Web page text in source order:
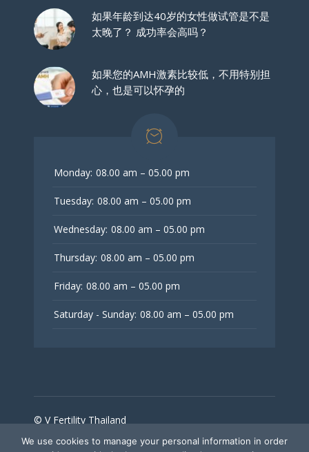
如果年龄到达40岁的女性做试管是不是
太晚了？ 成功率会高吗？
如果您的AMH激素比较低，不用特别担
心，也是可以怀孕的
Monday: 08.00 am – 05.00 pm
Tuesday: 08.00 am – 05.00 pm
Wednesday: 08.00 am – 05.00 pm
Thursday: 08.00 am – 05.00 pm
Friday: 08.00 am – 05.00 pm
Saturday - Sunday: 08.00 am – 05.00 pm
© V Fertility Thailand
We use cookies to manage your personal information in order